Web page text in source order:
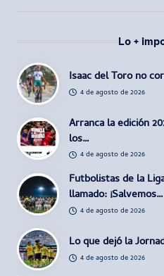
Lo +
Isaac del Toro no
4 de agosto de 2026
Arranca la edición
los…
4 de agosto de 2026
Futbolistas de la
llamado: ¡Salvemos…
4 de agosto de 2026
Lo que dejó la
4 de agosto de 2026